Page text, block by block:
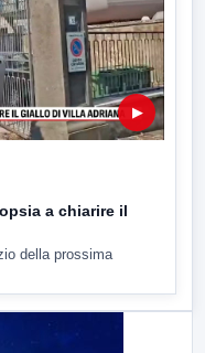
▶
a chiarire il
della prossima